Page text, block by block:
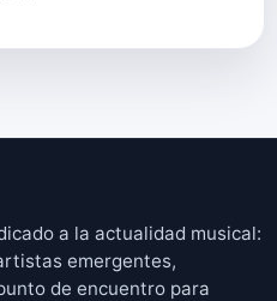
a la actualidad musical:
emergentes,
de encuentro para